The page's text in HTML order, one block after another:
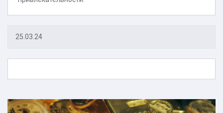
25.03.24